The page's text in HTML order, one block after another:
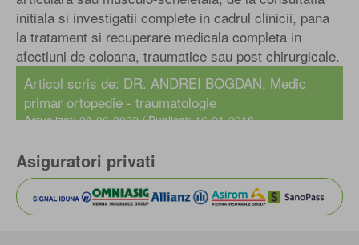
initiala si investigatii complete in cadrul clinicii, pana
la tratament si recuperare medicala completa in
afectiuni de coloana, traumatice sau post chirurgicale.
Articol scris de: DR. ANDREI BOGDAN, Medic
primar ortopedie - traumatologie
Actualizat: 28-06-2022 / Publicat: 16-01-2018
Asiguratori privati